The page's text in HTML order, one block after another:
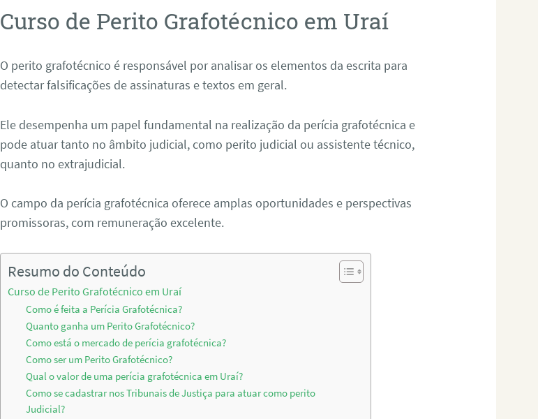
Curso de Perito Grafotécnico em Uraí
O perito grafotécnico é responsável por analisar os elementos da escrita para
detectar falsificações de assinaturas e textos em geral.
Ele desempenha um papel fundamental na realização da perícia grafotécnica e
pode atuar tanto no âmbito judicial, como perito judicial ou assistente técnico,
quanto no extrajudicial.
O campo da perícia grafotécnica oferece amplas oportunidades e perspectivas
promissoras, com remuneração excelente.
Resumo do Conteúdo
Curso de Perito Grafotécnico em Uraí
Como é feita a Perícia Grafotécnica?
Quanto ganha um Perito Grafotécnico?
Como está o mercado de perícia grafotécnica?
Como ser um Perito Grafotécnico?
Qual o valor de uma perícia grafotécnica em Uraí?
Como se cadastrar nos Tribunais de Justiça para atuar como perito
Judicial?